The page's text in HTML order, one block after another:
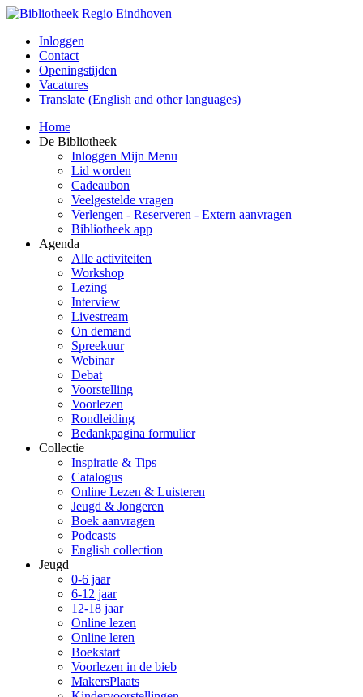
Inloggen
Contact
Openingstijden
Vacatures
Translate (English and other languages)
Home
De Bibliotheek
Inloggen Mijn Menu
Lid worden
Cadeaubon
Veelgestelde vragen
Verlengen - Reserveren - Extern aanvragen
Bibliotheek app
Agenda
Alle activiteiten
Workshop
Lezing
Interview
Livestream
On demand
Spreekuur
Webinar
Debat
Voorstelling
Voorlezen
Rondleiding
Bedankpagina formulier
Collectie
Inspiratie & Tips
Catalogus
Online Lezen & Luisteren
Jeugd & Jongeren
Boek aanvragen
Podcasts
English collection
Jeugd
0-6 jaar
6-12 jaar
12-18 jaar
Online lezen
Online leren
Boekstart
Voorlezen in de bieb
MakersPlaats